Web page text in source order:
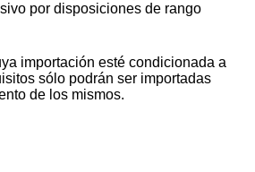
por disposiciones de rango
importación esté condicionada a
sólo podrán ser importadas
de los mismos.